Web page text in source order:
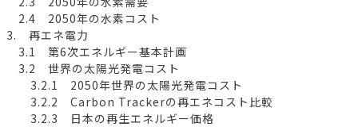
2.4 2050年の水素コスト
3. 再エネ電力
3.1 第6次エネルギー基本計画
3.2 世界の太陽光発電コスト
3.2.1 2050年世界の太陽光発電コスト
3.2.2 Carbon Trackerの再エネコスト比較
3.2.3 日本の再生エネルギー価格